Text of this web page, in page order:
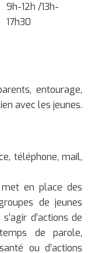
9h-12h /13h-
17h30
entourage,
avec les jeunes.
téléphone, mail,
met en place des
de jeunes
d’actions de
de parole,
ou d’actions